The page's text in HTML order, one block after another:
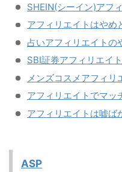
SHEIN(シーイン)アフ
アフィリエイトはやめ
占いアフィリエイトの
SBI証券アフィリエイ
メンズコスメアフィ
アフィリエイトでマッ
アフィリエイトは嘘ば
ASP